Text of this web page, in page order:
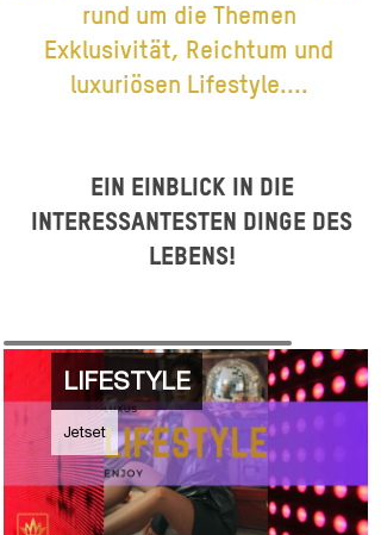
Ein Einblick in die
interessantesten Dinge des
Lebens!
rund um die Themen
Exklusivität, Reichtum und
luxuriösen Lifestyle....